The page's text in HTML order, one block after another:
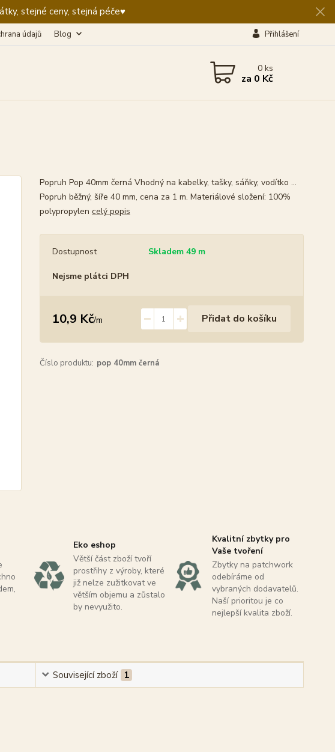
stejné ceny, stejná péče♥️
údajů Blog Přihlášení
0ks
za 0 Kč
Popruh Pop 40mm černá Vhodný na kabelky, tašky, sáňky, vodítko ...
Popruh běžný, šíře 40 mm, cena za 1 m. Materiálové složení: 100%
polypropylen celý popis
Dostupnost Skladem 49 m
Nejsme plátci DPH
10,9 Kč/m Přidat do košíku
Číslo produktu: pop 40mm černá
Eko eshop
Větší část zboží tvoří
prostřihy z výroby, které
již nelze zužitkovat ve
větším objemu a zůstalo
by nevyužito.
Kvalitní zbytky pro
Vaše tvoření
Zbytky na patchwork
odebíráme od
vybraných dodavatelů.
Naší prioritou je co
nejlepší kvalita zboží.
Související zboží 1